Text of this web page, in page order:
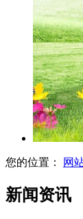
您的位置： 网
新闻资讯